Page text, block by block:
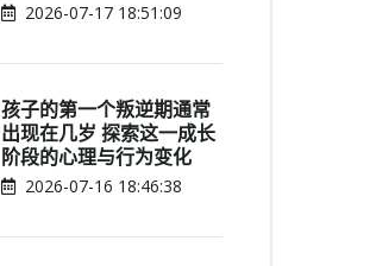
2026-07-17 18:51:09
孩子的第一个叛逆期通常
出现在几岁 探索这一成长
阶段的心理与行为变化
2026-07-16 18:46:38